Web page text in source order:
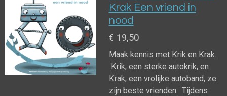
Krak Een vriend in
nood
€ 19,50
Maak kennis met Krik en Krak.
Krik, een sterke autokrik, en
Krak, een vrolijke autoband, ze
zijn beste vrienden. Tijdens